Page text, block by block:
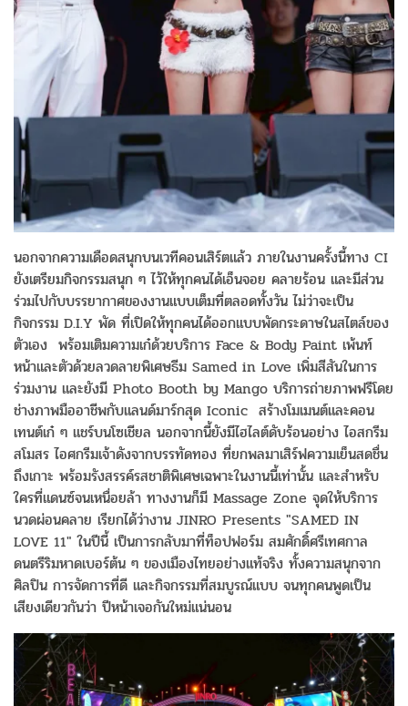
นอกจากความเดือดสนุกบนเวทีคอนเสิร์ตแล้ว ภายในงานครั้งนี้ทาง CI
ยังเตรียมกิจกรรมสนุก ๆ ไว้ให้ทุกคนได้เอ็นจอย คลายร้อน และมีส่วน
ร่วมไปกับบรรยากาศของงานแบบเต็มที่ตลอดทั้งวัน ไม่ว่าจะเป็น
กิจกรรม D.I.Y พัด ที่เปิดให้ทุกคนได้ออกแบบพัดกระดาษในสไตล์ของ
ตัวเอง พร้อมเติมความเก๋ด้วยบริการ Face & Body Paint เพ้นท์
หน้าและตัวด้วยลวดลายพิเศษธีม Samed in Love เพิ่มสีสันในการ
ร่วมงาน และยังมี Photo Booth by Mango บริการถ่ายภาพฟรีโดย
ช่างภาพมืออาชีพกับแลนด์มาร์กสุด Iconic สร้างโมเมนต์และคอน
เทนต์เก๋ ๆ แชร์บนโซเชียล นอกจากนี้ยังมีไฮไลต์ดับร้อนอย่าง ไอสกรีม
สโมสร ไอศกรีมเจ้าดังจากบรรทัดทอง ที่ยกพลมาเสิร์ฟความเย็นสดชื่น
ถึงเกาะ พร้อมรังสรรค์รสชาติพิเศษเฉพาะในงานนี้เท่านั้น และสำหรับ
ใครที่แดนซ์จนเหนื่อยล้า ทางงานก็มี Massage Zone จุดให้บริการ
นวดผ่อนคลาย เรียกได้ว่างาน JINRO Presents "SAMED IN
LOVE 11" ในปีนี้ เป็นการกลับมาที่ท็อปฟอร์ม สมศักดิ์ศรีเทศกาล
ดนตรีริมหาดเบอร์ต้น ๆ ของเมืองไทยอย่างแท้จริง ทั้งความสนุกจาก
ศิลปิน การจัดการที่ดี และกิจกรรมที่สมบูรณ์แบบ จนทุกคนพูดเป็น
เสียงเดียวกันว่า ปีหน้าเจอกันใหม่แน่นอน